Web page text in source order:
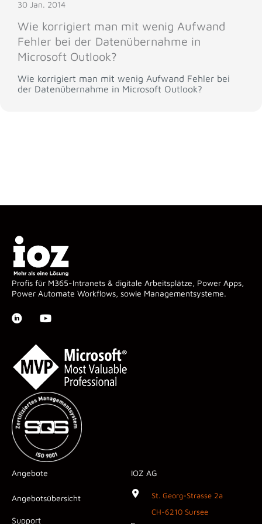
30 Jan. 2014
Wie korrigiert man mit wenig Aufwand
Fehler bei der Datenübernahme in
Microsoft Outlook?
Wie korrigiert man mit wenig Aufwand Fehler bei
der Datenübernahme in Microsoft Outlook?
Profis für M365-Intranets & digitale Arbeitsplätze, Power Apps,
Power Automate Workflows, sowie Managementsysteme.
Angebote
Angebotsübersicht
Support
IOZ AG
St. Georg-Strasse 2a
CH-6210 Sursee